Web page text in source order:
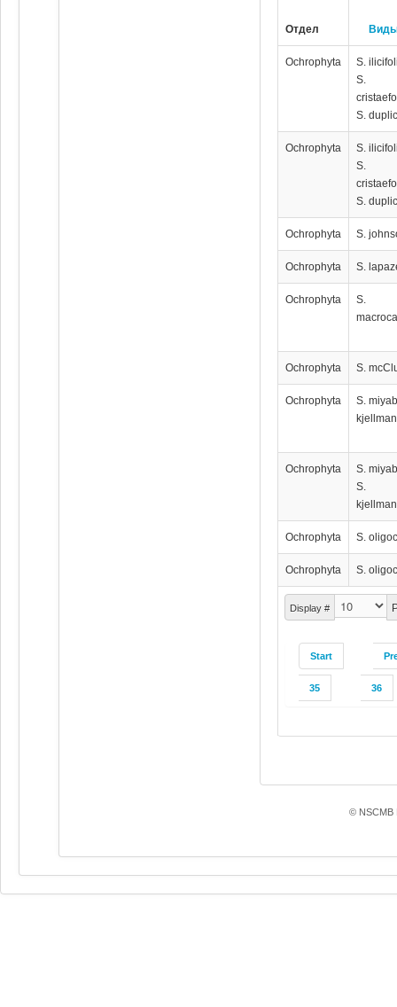
Отдел
Display #
Start
35 36
Ochrophyta
S.
S.
S.
Ochrophyta
S.
S.
S.
Ochrophyta S.
Ochrophyta S.
Ochrophyta
S.
Ochrophyta S.
Ochrophyta
S.
Ochrophyta
S.
S.
Ochrophyta S.
Ochrophyta S.
© NSCMB